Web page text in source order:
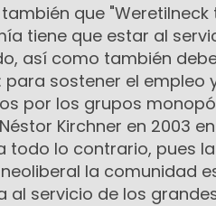
que
tiene que estar al
así como también
sostener el empleo
por los grupos
Kirchner en 2003
todo lo contrario, pues
la comunidad
al servicio de los